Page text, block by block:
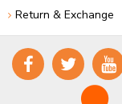
Return & Exchange